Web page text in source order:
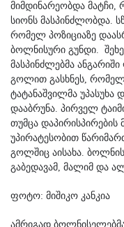
მიმდინარეობდა
სიონს მასპინძლობდა.
რომელ პოზიციაზე
ბოლნისური გუნდი.
მასპინძლებმა
გოლით გასხნეს,
ტატანაშვილმა უპასუხა
დააბრუნა. პირველ
თუმცა
უპირატესობით
გოლშიც აისახა.
გაბედავამ, მალიმ და
ფოტო: მიშიკო კანკია
ამრიგად